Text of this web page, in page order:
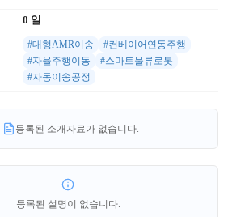
0 일
#대형AMR이송
#컨베이어연동주행
#자율주행이동
#스마트물류로봇
#자동이송공정
등록된 소개자료가 없습니다.
등록된 설명이 없습니다.